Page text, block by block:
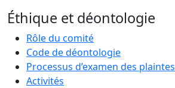
Éthique et déontologie
Rôle du comité
Code de déontologie
Processus d’examen des plaintes
Activités